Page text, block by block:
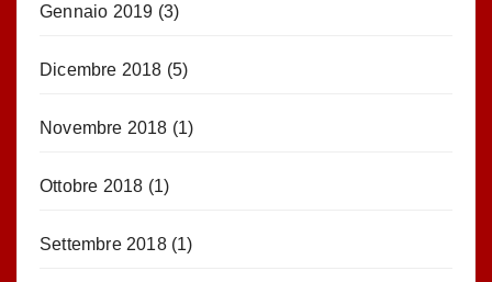
Gennaio 2019 (3)
Dicembre 2018 (5)
Novembre 2018 (1)
Ottobre 2018 (1)
Settembre 2018(1)